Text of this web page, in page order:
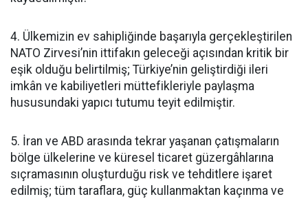
4. Ülkemizin ev sahipliğinde başarıyla gerçekleştirilen
NATO Zirvesi’nin ittifakın geleceği açısından kritik bir
eşik olduğu belirtilmiş; Türkiye’nin geliştirdiği ileri
imkân ve kabiliyetleri müttefikleriyle paylaşma
hususundaki yapıcı tutumu teyit edilmiştir.
5. İran ve ABD arasında tekrar yaşanan çatışmaların
bölge ülkelerine ve küresel ticaret güzergâhlarına
sıçramasının oluşturduğu risk ve tehditlere işaret
edilmiş; tüm taraflara, güç kullanmaktan kaçınma ve